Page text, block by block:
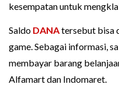
kesempatan untuk
Saldo DANAtersebut bisa
game. Sebagai informasi,
membayar barang
Alfamart dan Indomaret.